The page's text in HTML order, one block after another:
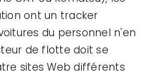
ont un tracker
du personnel n'en
de flotte doit se
sites Web différents